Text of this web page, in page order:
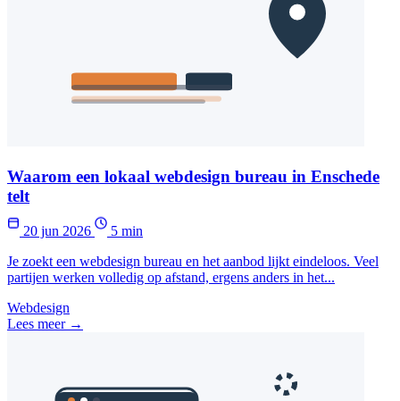
Waarom een lokaal webdesign bureau in Enschede
telt
20 jun 2026
5 min
Je zoekt een webdesign bureau en het aanbod lijkt eindeloos. Veel
partijen werken volledig op afstand, ergens anders in het...
Webdesign
Lees meer →